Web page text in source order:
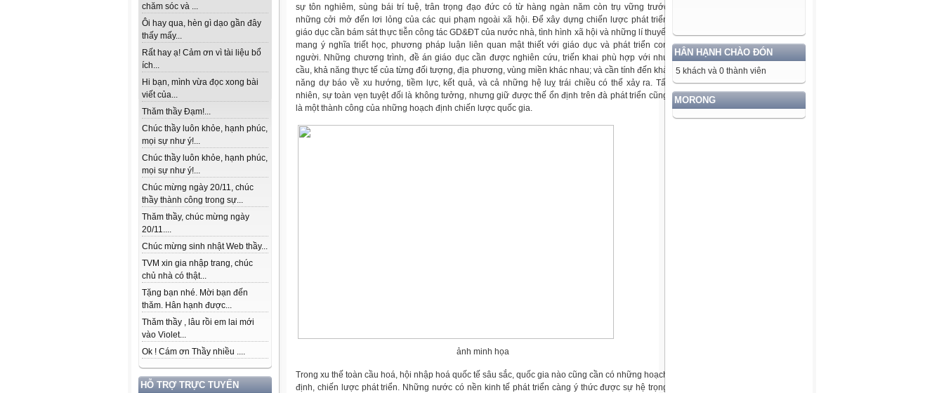
chăm sóc và ...
Ôi hay qua, hèn gì dạo gần đây
thấy mấy...
Rất hay ạ! Cảm ơn vì tài liệu bổ
ích...
Hi bạn, mình vừa đọc xong bài
viết của...
Thăm thầy Đạm!...
Chúc thầy luôn khỏe, hạnh phúc,
mọi sự như ý!...
Chúc thầy luôn khỏe, hạnh phúc,
mọi sự như ý!...
Chúc mừng ngày 20/11, chúc
thầy thành công trong sự...
Thăm thầy, chúc mừng ngày
20/11....
Chúc mừng sinh nhật Web thầy...
TVM xin gia nhập trang, chúc
chủ nhà có thật...
Tặng bạn nhé. Mời bạn đến
thăm. Hân hạnh được...
Thăm thầy , lâu rồi em lai mới
vào Violet...
Ok ! Cám ơn Thầy nhiều ....
HỖ TRỢ TRỰC TUYẾN
HÂN HẠNH CHÀO ĐÓN
5 khách và 0 thành viên
MORONG
sự tôn nghiêm, sùng bái trí tuệ, trân trọng đạo đức có từ hàng ngàn năm còn trụ vững trước
những cởi mở đến lơi lỏng của các qui phạm ngoài xã hội. Để xây dựng chiến lược phát triển
giáo dục cần bám sát thực tiễn công tác GD&ĐT của nước nhà, tình hình xã hội và những lí thuyết
mang ý nghĩa triết học, phương pháp luận liên quan mật thiết với giáo dục và phát triển con
người. Những chương trình, đề án giáo dục cần được nghiên cứu, triến khai phù hợp với nhu
cầu, khả năng thực tế của từng đối tượng, địa phương, vùng miền khác nhau; và cần tính đến khả
năng dự báo về xu hướng, tiềm lực, kết quả, và cả những hệ luỵ trái chiều có thể xảy ra. Tất
nhiên, sự toàn vẹn tuyệt đối là không tưởng, nhưng giữ được thế ổn định trên đà phát triển cũng
là một thành công của những hoạch định chiến lược quốc gia.
ảnh minh họa
Trong xu thế toàn cầu hoá, hội nhập hoá quốc tế sâu sắc, quốc gia nào cũng cần có những hoạch
định, chiến lược phát triển. Những nước có nền kinh tế phát triển càng ý thức được sự hệ trọng